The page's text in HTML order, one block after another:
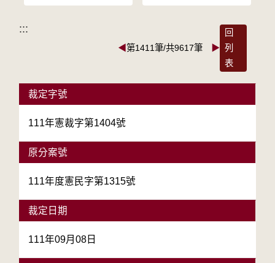
:::
◀第1411筆/共9617筆 ▶
回
列
表
裁定字號
111年憲裁字第1404號
原分案號
111年度憲民字第1315號
裁定日期
111年09月08日